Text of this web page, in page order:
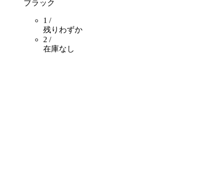
ブラック
1 /
残りわずか
2 /
在庫なし